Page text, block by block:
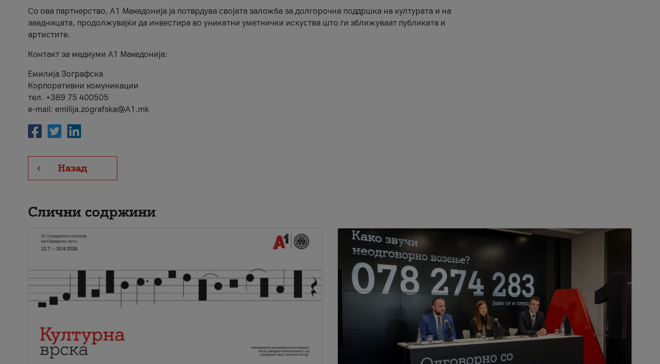
Со ова партнерство, A1 Македонија ја потврдува својата заложба за долгорочна поддршка на културата и на
заедницата, продолжувајќи да инвестира во уникатни уметнички искуства што ги зближуваат публиката и
артистите.
Контакт за медиуми А1 Македонија:
Емилија Зографска
Корпоративни комуникации
тел. +389 75 400505
e-mail: emilija.zografska@A1.mk
Назад
Слични содржини